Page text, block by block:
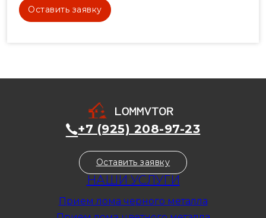
НАШИ УСЛУГИ
Прием лома черного металла
+7 (925) 208-97-23
Оставить заявку